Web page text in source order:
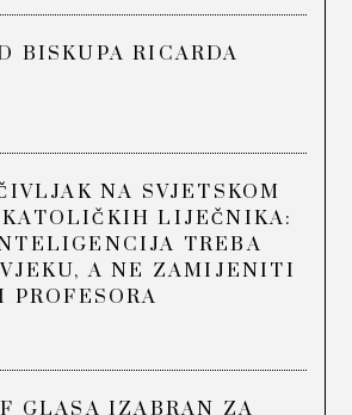
BISKUPA RICARDA
NA SVJETSKOM
KATOLIČKIH LIJEČNIKA:
TREBA
A NE ZAMIJENITI
GLASA IZABRAN ZA